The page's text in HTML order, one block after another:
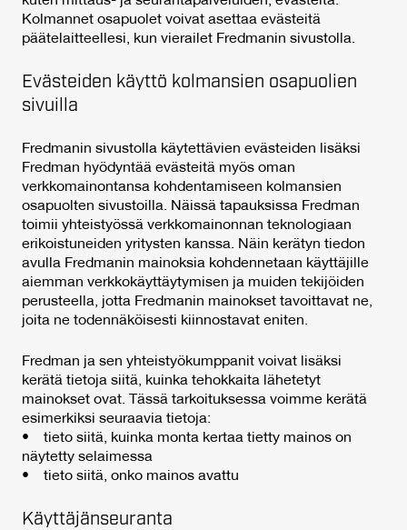
Kolmannet osapuolet voivat asettaa evästeitä
päätelaitteellesi, kun vierailet Fredmanin sivustolla.
Evästeiden käyttö kolmansien osapuolien
sivuilla
Fredmanin sivustolla käytettävien evästeiden lisäksi
Fredman hyödyntää evästeitä myös oman
verkkomainontansa kohdentamiseen kolmansien
osapuolten sivustoilla. Näissä tapauksissa Fredman
toimii yhteistyössä verkkomainonnan teknologiaan
erikoistuneiden yritysten kanssa. Näin kerätyn tiedon
avulla Fredmanin mainoksia kohdennetaan käyttäjille
aiemman verkkokäyttäytymisen ja muiden tekijöiden
perusteella, jotta Fredmanin mainokset tavoittavat ne,
joita ne todennäköisesti kiinnostavat eniten.
Fredman ja sen yhteistyökumppanit voivat lisäksi
kerätä tietoja siitä, kuinka tehokkaita lähetetyt
mainokset ovat. Tässä tarkoituksessa voimme kerätä
esimerkiksi seuraavia tietoja:
• tieto siitä, kuinka monta kertaa tietty mainos on
näytetty selaimessa
• tieto siitä, onko mainos avattu
Käyttäjänseuranta